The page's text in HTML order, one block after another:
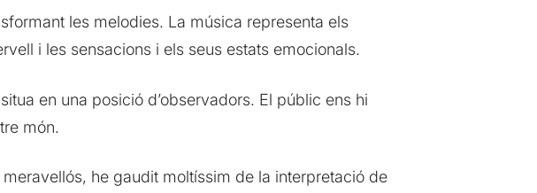
les melodies. La música representa els
i les sensacions i els seus estats emocionals.
en una posició d’observadors. El públic ens hi
món.
meravellós, he gaudit moltíssim de la interpretació de